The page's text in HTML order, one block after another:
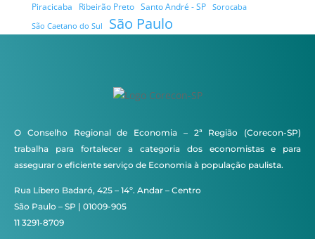
Piracicaba Ribeirão Preto Santo André - SP
Sorocaba
São Caetano do Sul
São Paulo
O Conselho Regional de Economia – 2ª Região (Corecon-SP)
trabalha para fortalecer a categoria dos economistas e para
assegurar o eficiente serviço de Economia à população paulista.
Rua Líbero Badaró, 425 – 14º. Andar – Centro
São Paulo – SP | 01009-905
11 3291-8709